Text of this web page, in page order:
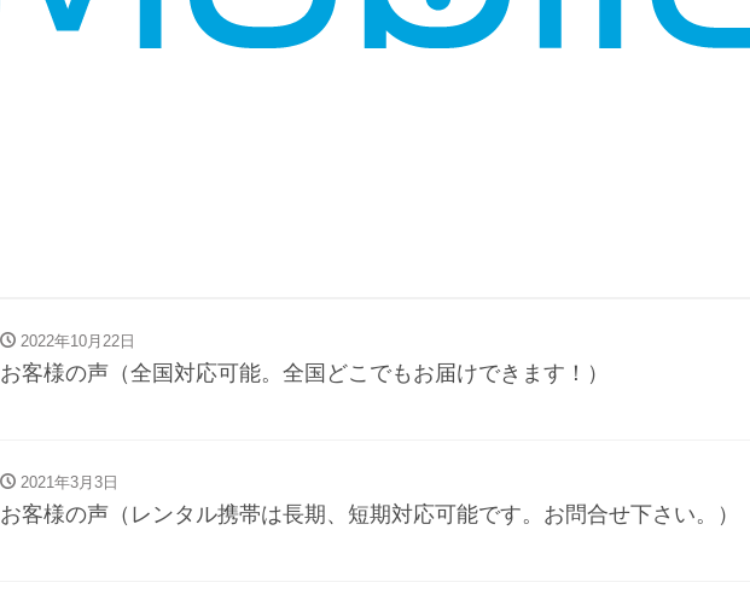
2022年10月22日
お客様の声（全国対応可能。全国どこでもお届けできます！）
2021年3月3日
お客様の声（レンタル携帯は長期、短期対応可能です。お問合せ下さい。）